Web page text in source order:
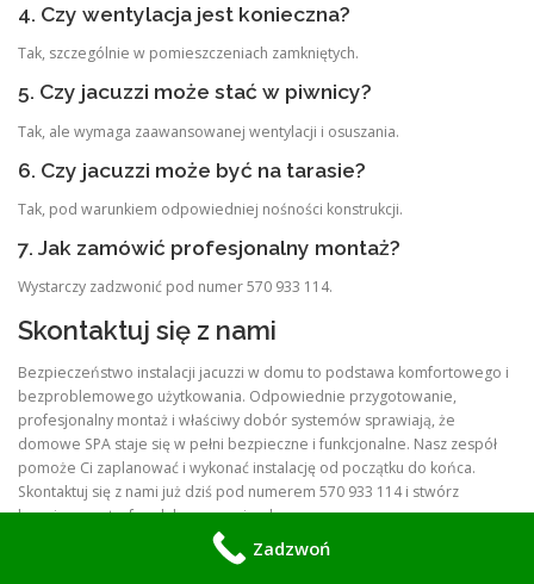
4. Czy wentylacja jest konieczna?
Tak, szczególnie w pomieszczeniach zamkniętych.
5. Czy jacuzzi może stać w piwnicy?
Tak, ale wymaga zaawansowanej wentylacji i osuszania.
6. Czy jacuzzi może być na tarasie?
Tak, pod warunkiem odpowiedniej nośności konstrukcji.
7. Jak zamówić profesjonalny montaż?
Wystarczy zadzwonić pod numer 570 933 114.
Skontaktuj się z nami
Bezpieczeństwo instalacji jacuzzi w domu to podstawa komfortowego i
bezproblemowego użytkowania. Odpowiednie przygotowanie,
profesjonalny montaż i właściwy dobór systemów sprawiają, że
domowe SPA staje się w pełni bezpieczne i funkcjonalne. Nasz zespół
pomoże Ci zaplanować i wykonać instalację od początku do końca.
Skontaktuj się z nami już dziś pod numerem 570 933 114 i stwórz
bezpieczną strefę relaksu w swoim domu.
Jesteśmy tylko jedno telefoniczne połączenie od Twojej profesjonalnej
Zadzwoń